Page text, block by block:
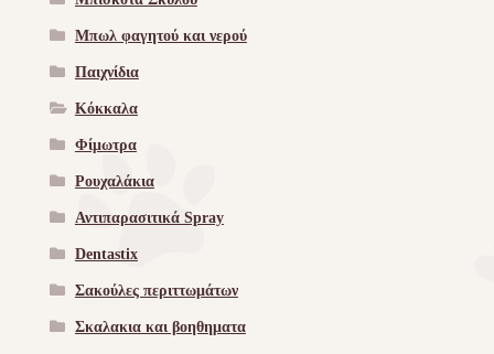
Μπωλ φαγητού και νερού
Παιχνίδια
Κόκκαλα
Φίμωτρα
Ρουχαλάκια
Αντιπαρασιτικά Spray
Dentastix
Σακούλες περιττωμάτων
Σκαλακια και βοηθηματα